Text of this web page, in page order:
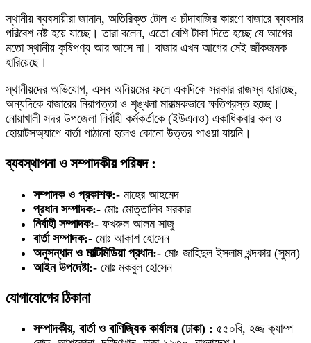
স্থানীয় ব্যবসায়ীরা জানান, অতিরিক্ত টোল ও চাঁদাবাজির কারণে বাজারে ব্যবসার
পরিবেশ নষ্ট হয়ে যাচ্ছে। তারা বলেন, এতো বেশি টাকা দিতে হচ্ছে যে আগের
মতো স্থানীয় কৃষিপণ্য আর আসে না। বাজার এখন আগের সেই জাঁকজমক
হারিয়েছে।
স্থানীয়দের অভিযোগ, এসব অনিয়মের ফলে একদিকে সরকার রাজস্ব হারাচ্ছে,
অন্যদিকে বাজারের নিরাপত্তা ও শৃঙ্খলা মারাত্মকভাবে ক্ষতিগ্রস্ত হচ্ছে।
নোয়াখালী সদর উপজেলা নির্বাহী কর্মকর্তাকে (ইউএনও) একাধিকবার কল ও
হোয়াটসঅ্যাপে বার্তা পাঠানো হলেও কোনো উত্তর পাওয়া যায়নি।
ব্যবস্থাপনা ও সম্পাদকীয় পরিষদ :
সম্পাদক ও প্রকাশক:- মাহের আহমেদ
প্রধান সম্পাদক:- মোঃ মোত্তালিব সরকার
নির্বাহী সম্পাদক:- ফখরুল আলম সাজু
বার্তা সম্পাদক:- মোঃ আকাশ হোসেন
অনুসন্ধান ও মাল্টিমিডিয়া প্রধান:- মোঃ জাহিদুল ইসলাম খন্দকার (সুমন)
আইন উপদেষ্টা:- মোঃ মকবুল হোসেন
যোগাযোগের ঠিকানা
সম্পাদকীয়, বার্তা ও বাণিজ্যিক কার্যালয় (ঢাকা) : ৫৫০বি, হজ্জ ক্যাম্প